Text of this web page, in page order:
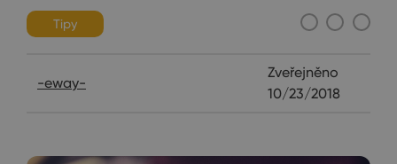
Tipy
-eway-
Zveřejněno
10/23/2018